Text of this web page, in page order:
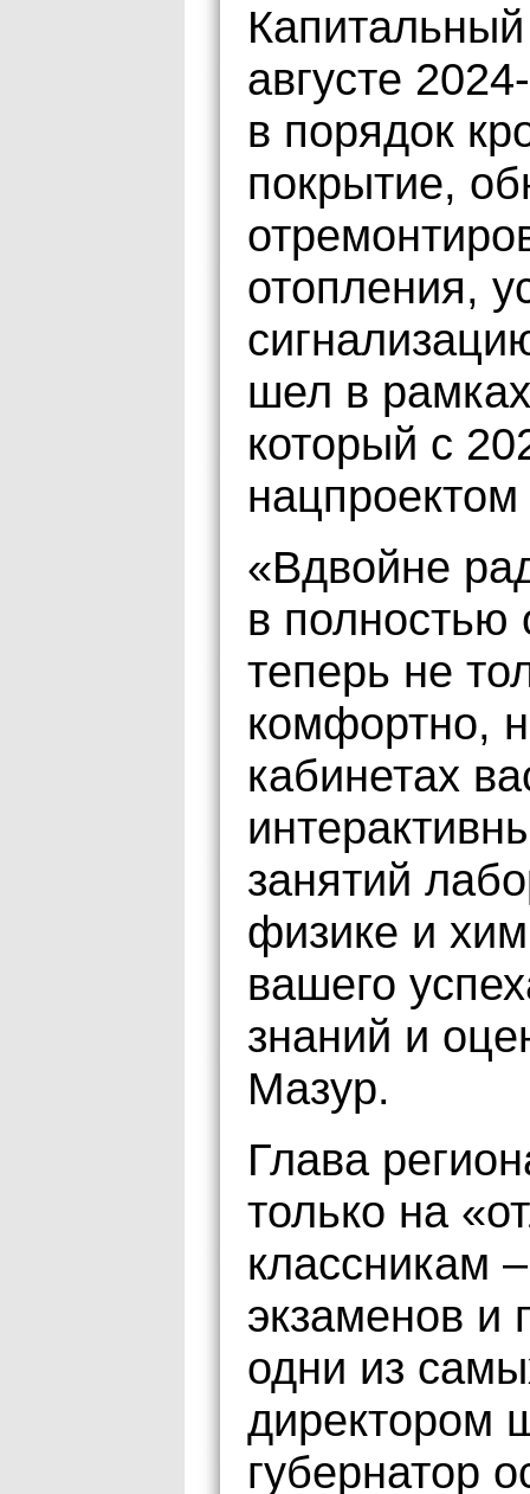
августе
в порядок
покрытие,
отопления,
шел в
который с
«Вдвойне
в полностью
теперь не
комфортно,
кабинетах
занятий
физике и
вашего
знаний и
Мазур.
Глава
только на
классникам
экзаменов и
одни из
директором
губернатор